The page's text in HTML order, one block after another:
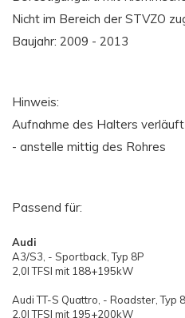
Nicht im Bereich der STVZO
Baujahr: 2009 - 2013
Hinweis:
Aufnahme des Halters
- anstelle mittig des Rohres
Passend für:
Audi
A3/S3, - Sportback, Typ 8P
2,0l TFSI mit 188+195kW
Audi TT-S Quattro, - Roadster, Typ
2,0l TFSI mit 195+200kW